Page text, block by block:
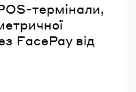
термінали,
FacePay від